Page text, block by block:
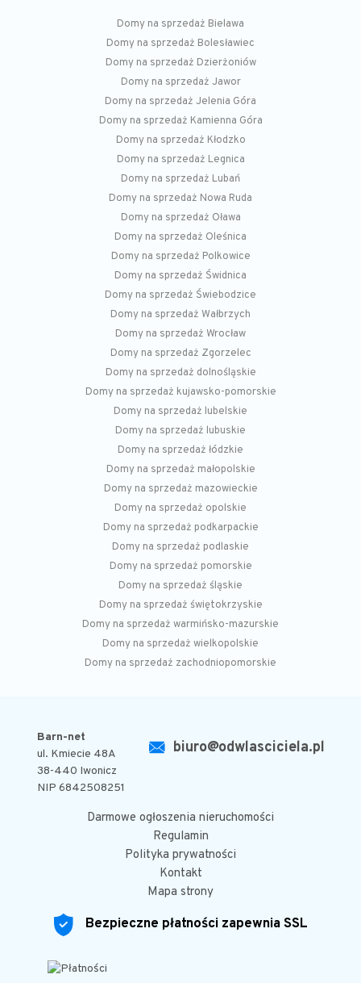
Domy na sprzedaż Bielawa
Domy na sprzedaż Bolesławiec
Domy na sprzedaż Dzierżoniów
Domy na sprzedaż Jawor
Domy na sprzedaż Jelenia Góra
Domy na sprzedaż Kamienna Góra
Domy na sprzedaż Kłodzko
Domy na sprzedaż Legnica
Domy na sprzedaż Lubań
Domy na sprzedaż Nowa Ruda
Domy na sprzedaż Oława
Domy na sprzedaż Oleśnica
Domy na sprzedaż Polkowice
Domy na sprzedaż Świdnica
Domy na sprzedaż Świebodzice
Domy na sprzedaż Wałbrzych
Domy na sprzedaż Wrocław
Domy na sprzedaż Zgorzelec
Domy na sprzedaż dolnośląskie
Domy na sprzedaż kujawsko-pomorskie
Domy na sprzedaż lubelskie
Domy na sprzedaż lubuskie
Domy na sprzedaż łódzkie
Domy na sprzedaż małopolskie
Domy na sprzedaż mazowieckie
Domy na sprzedaż opolskie
Domy na sprzedaż podkarpackie
Domy na sprzedaż podlaskie
Domy na sprzedaż pomorskie
Domy na sprzedaż śląskie
Domy na sprzedaż świętokrzyskie
Domy na sprzedaż warmińsko-mazurskie
Domy na sprzedaż wielkopolskie
Domy na sprzedaż zachodniopomorskie
Barn-net
ul. Kmiecie 48A
38-440 Iwonicz
NIP 6842508251
biuro@odwlasciciela.pl
Darmowe ogłoszenia nieruchomości
Regulamin
Polityka prywatności
Kontakt
Mapa strony
Bezpieczne płatności zapewnia SSL